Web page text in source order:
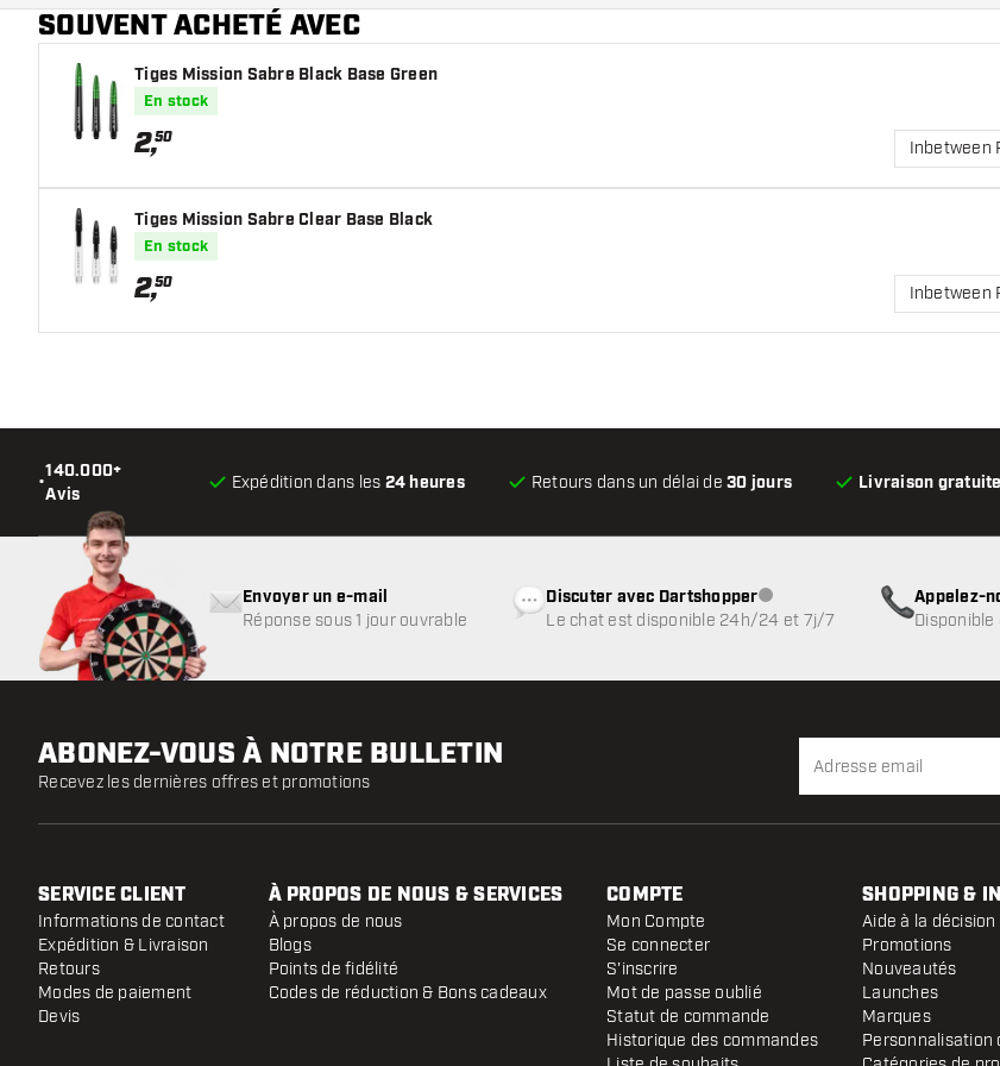
SOUVENT ACHETÉ AVEC
Tiges Mission Sabre Black Base Green
En stock
2,50
Inbetween
Tiges Mission Sabre Clear Base Black
En stock
2,50
Inbetween
•
140.000+
Avis
Expédition dans les 24 heures Retours dans un délai de30 jours Livraison gratuite
Envoyer un e-mail
Réponse sous 1 jour ouvrable
Discuter avec DartshopperService client indisponible
Le chat est disponible 24h/24 et 7j/7
Appelez-
Disponible
ABONEZ-VOUS À NOTRE BULLETIN
Recevez les dernières offres et promotions
SERVICE CLIENT
Informations de contact
Expédition & Livraison
Retours
Modes de paiement
Devis
À PROPOS DE NOUS & SERVICES
À propos de nous
Blogs
Points de fidélité
Codes de réduction & Bons cadeaux
COMPTE
Mon Compte
Se connecter
S'inscrire
Mot de passe oublié
Statut de commande
Historique des commandes
SHOPPING &
Aide à la
Promotions
Nouveautés
Launches
Marques
Personnalisation